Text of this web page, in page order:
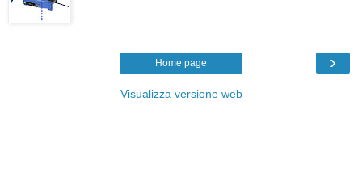
›
Home page
Visualizza versione web